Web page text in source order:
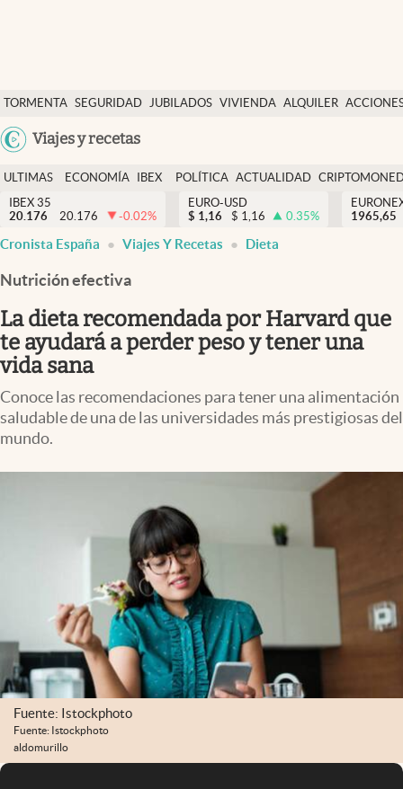
TORMENTA SEGURIDAD JUBILADOS VIVIENDA ALQUILER
USA
Viajes y recetas
Economía y finanzas
Política
Actualidad
Criptomonedas
España
ULTIMAS
NOTICIAS
ECONOMÍA
FINANZAS
IBEX
EURO
POLÍTICA ACTUALIDAD
IBEX 35
20.176
20.176 -0.02%
EURO-USD
$ 1,16 $ 1,16 0.35%
1965,65
Cronista España Viajes Y Recetas Dieta
Nutrición efectiva
La dieta recomendada por Harvard que
te ayudará a perder peso y tener una
vida sana
Conoce las recomendaciones para tener una alimentación
saludable de una de las universidades más prestigiosas del
mundo.
Fuente: Istockphoto
Fuente: Istockphoto
aldomurillo